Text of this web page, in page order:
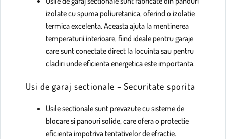
izolate cu spuma poliuretanica, oferind o izolatie
termica excelenta. Aceasta ajuta la mentinerea
temperaturii interioare, fiind ideale pentru garaje
care sunt conectate direct la locuinta sau pentru
cladiri unde eficienta energetica este importanta.
Usi de garaj sectionale – Securitate sporita
Usile sectionale sunt prevazute cu sisteme de
blocare si panouri solide, care ofera o protectie
eficienta impotriva tentativelor de efractie.